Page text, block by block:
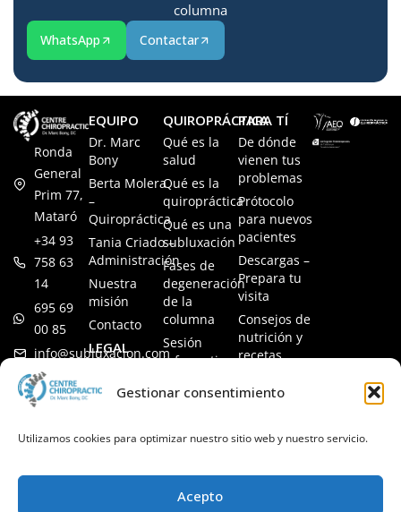
Gestionar consentimiento
Utilizamos cookies para optimizar nuestro sitio web y nuestro servicio.
Acepto
columna
WhatsApp Contactar
Ronda
General
Prim 77,
Mataró
+34 93
758 63
14
695 69
00 85
info@subluxacion.com
EQUIPO
Dr. Marc
Bony
Berta Molera
–
Quiropráctica
Tania Criado –
Administración
Nuestra
misión
Contacto
LEGAL
Política de
Política de
QUIROPRÁCTICA
Qué es la
salud
Qué es la
quiropráctica
Qué es una
subluxación
Fases de
degeneración
de la
columna
Sesión
informativa
Quiropráctica
para familias
para
para
PARA TÍ
De dónde
vienen tus
problemas
Prótocolo
para nuevos
pacientes
Descargas –
Prepara tu
visita
Consejos de
nutrición y
recetas
frecuentes